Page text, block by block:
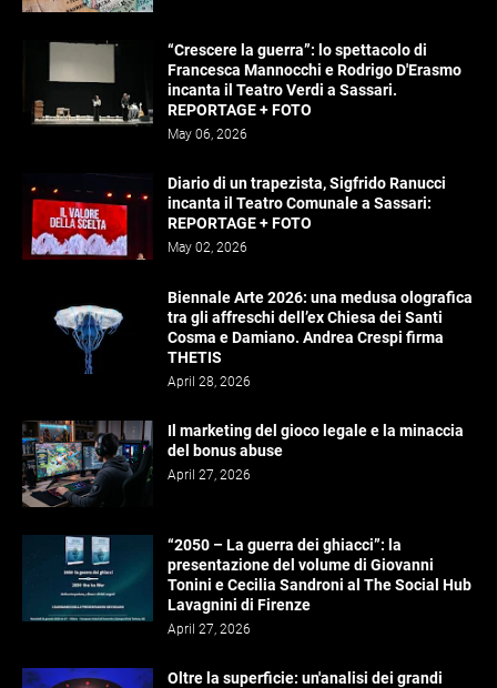
“Crescere la guerra”: lo spettacolo di
Francesca Mannocchi e Rodrigo D'Erasmo
incanta il Teatro Verdi a Sassari.
REPORTAGE + FOTO
May 06, 2026
Diario di un trapezista, Sigfrido Ranucci
incanta il Teatro Comunale a Sassari:
REPORTAGE + FOTO
May 02, 2026
Biennale Arte 2026: una medusa olografica
tra gli affreschi dell’ex Chiesa dei Santi
Cosma e Damiano. Andrea Crespi firma
THETIS
April 28, 2026
Il marketing del gioco legale e la minaccia
del bonus abuse
April 27, 2026
“2050 – La guerra dei ghiacci”: la
presentazione del volume di Giovanni
Tonini e Cecilia Sandroni al The Social Hub
Lavagnini di Firenze
April 27, 2026
Oltre la superficie: un'analisi dei grandi